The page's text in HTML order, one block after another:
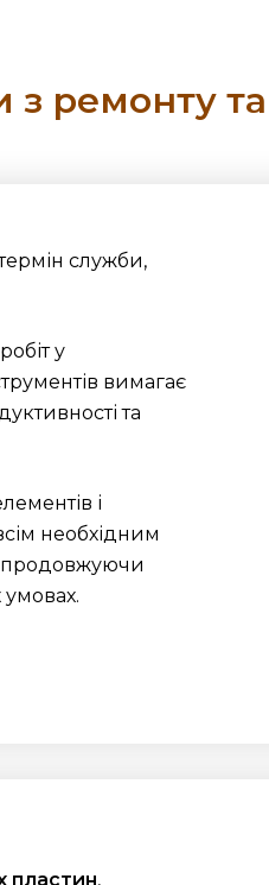
з ремонту
служби,
у
вимагає
та
і
необхідним
продовжуючи
пластин,